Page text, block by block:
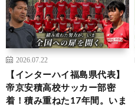
2026.07.22
【インターハイ福島県代表】
帝京安積高校サッカー部密
着！積み重ねた17年間。いま